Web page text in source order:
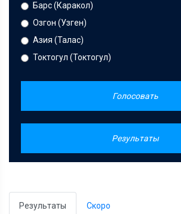
Барс (Каракол)
Озгон (Узген)
Азия (Талас)
Токтогул (Токтогул)
Голосовать
Результаты
Результаты Скоро